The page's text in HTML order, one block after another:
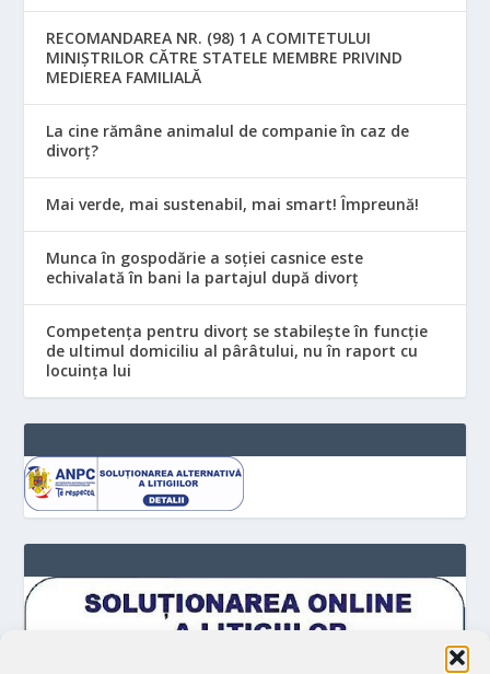
RECOMANDAREA NR. (98) 1 A COMITETULUI
MINIŞTRILOR CĂTRE STATELE MEMBRE PRIVIND
MEDIEREA FAMILIALĂ
La cine rămâne animalul de companie în caz de
divorț?
Mai verde, mai sustenabil, mai smart! Împreună!
Munca în gospodărie a soției casnice este
echivalată în bani la partajul după divorț
Competența pentru divorț se stabilește în funcție
de ultimul domiciliu al pârâtului, nu în raport cu
locuinţa lui